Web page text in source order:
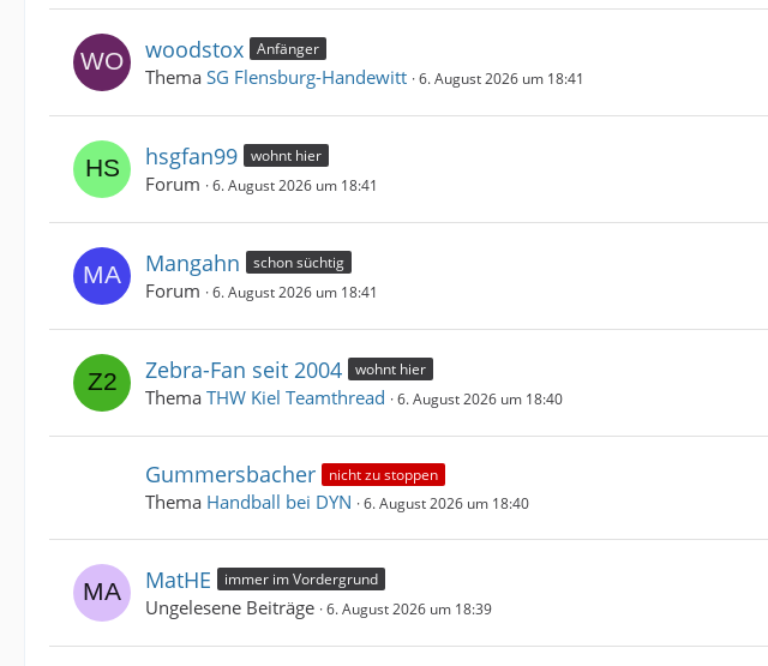
woodstox Anfänger
Thema SG Flensburg-Handewitt 6. August 2026 um 18:41
hsgfan99 wohnt hier
Forum 6. August 2026 um 18:41
Mangahn schon süchtig
Forum 6. August 2026 um 18:41
Zebra-Fan seit 2004 wohnt hier
Thema THW Kiel Teamthread 6. August 2026 um 18:40
Gummersbacher nicht zu stoppen
Thema Handball bei DYN 6. August 2026 um 18:40
MatHE immer im Vordergrund
Ungelesene Beiträge 6. August 2026 um 18:39